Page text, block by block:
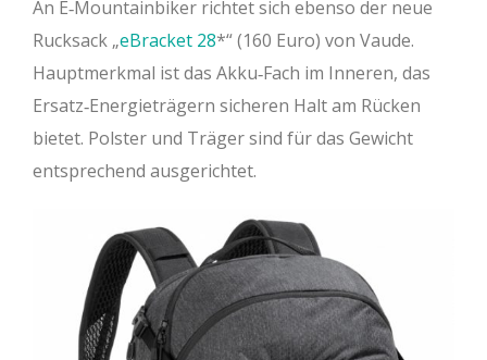
An E‐Mountainbiker richtet sich ebenso der neue
Rucksack „eBracket 28 “ (160 Euro) von Vaude.
Hauptmerkmal ist das Akku‐Fach im Inneren, das
Ersatz‐Energieträgern sicheren Halt am Rücken
bietet. Polster und Träger sind für das Gewicht
entsprechend ausgerichtet.